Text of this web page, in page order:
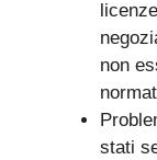
non
stati